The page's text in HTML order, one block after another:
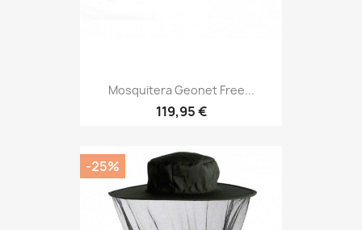
Mosquitera Geonet Free...
Precio
119,95 €
-25%